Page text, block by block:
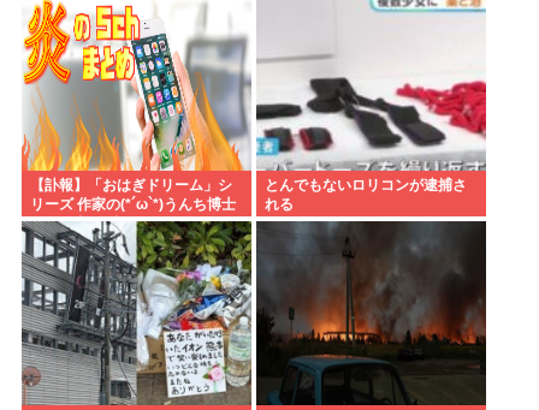
【訃報】「おはぎドリーム」シ
リーズ 作家の(*´ω`*)うんち博士
さん死去 64歳
とんでもないロリコンが逮捕さ
れる